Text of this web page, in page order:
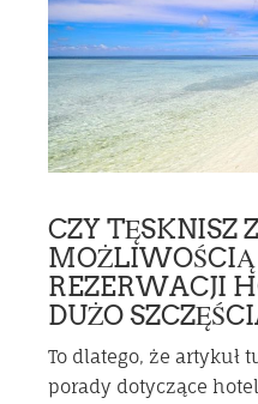
CZY TĘSKNISZ
REZERWACJI
DUŻO
To dlatego, że artykuł
porady dotyczące